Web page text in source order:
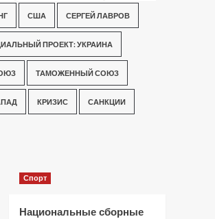
США СЕРГЕЙ ЛАВРОВ
ПРОЕКТ: УКРАИНА
ТАМОЖЕННЫЙ СОЮЗ
КРИЗИС САНКЦИИ
Спорт
Национальные сборные